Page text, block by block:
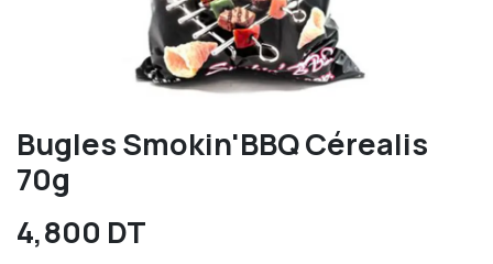
Bugles Smokin'BBQ Cérealis
70g
4,800 DT